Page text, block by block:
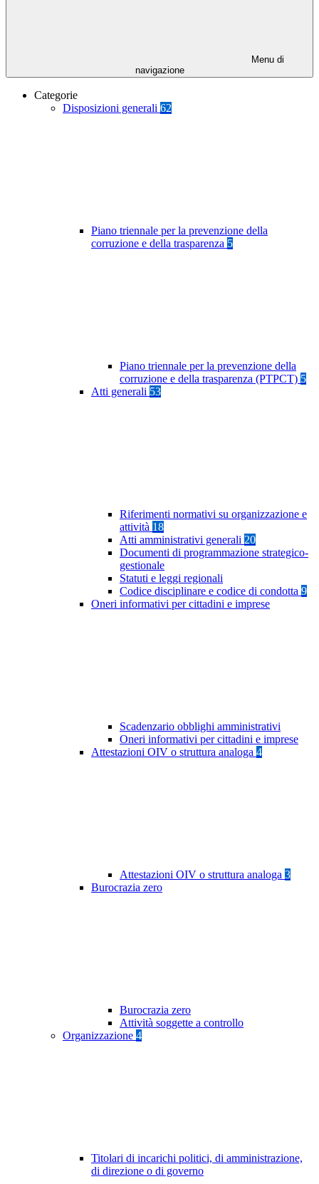
Menu di
navigazione
Categorie
Disposizioni generali 62
Piano triennale per la prevenzione della
corruzione e della trasparenza 5
Piano triennale per la prevenzione della
corruzione e della trasparenza (PTPCT) 5
Atti generali 53
Riferimenti normativi su organizzazione e
attività 18
Atti amministrativi generali 20
Documenti di programmazione strategico-
gestionale
Statuti e leggi regionali
Codice disciplinare e codice di condotta 9
Oneri informativi per cittadini e imprese
Scadenzario obblighi amministrativi
Oneri informativi per cittadini e imprese
Attestazioni OIV o struttura analoga 4
Attestazioni OIV o struttura analoga 3
Burocrazia zero
Burocrazia zero
Attività soggette a controllo
Organizzazione 4
Titolari di incarichi politici, di amministrazione,
di direzione o di governo